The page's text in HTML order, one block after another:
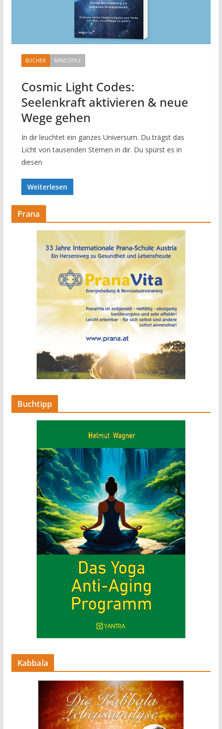
BÜCHER MINDSTYLE
Cosmic Light Codes:
Seelenkraft aktivieren & neue
Wege gehen
In dir leuchtet ein ganzes Universum. Du trägst das
Licht von tausenden Sternen in dir. Du spürst es in
diesen
Weiterlesen
Prana
Buchtipp
Kabbala